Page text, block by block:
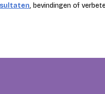
, bevindingen of